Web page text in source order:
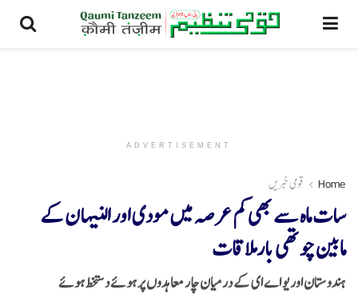
ADVERTISEMENT
Home قومی خبریں
سات ماہ سے بھی کم عرصہ میں مودی اور النیہان کے
مابین چوتھی بارملاقات
ہندوستان اور یو اے ای کے درمیان چار معاہدوں پر ہوئے دستخط ہوئے